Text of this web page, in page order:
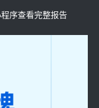
序查看完整报告